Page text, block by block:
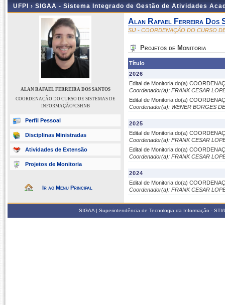
UFPI › SIGAA - Sistema Integrado de Gestão de Atividades
ALAN RAFAEL FERREIRA DOS SANTOS
COORDENAÇÃO DO CURSO DE SISTEMAS DE
INFORMAÇÃO/CSHNB
Perfil Pessoal
Disciplinas Ministradas
Atividades de Extensão
Projetos de Monitoria
Ir ao Menu Principal
Alan Rafael Ferreira Dos
SIJ - COORDENAÇÃO DO CURSO
Projetos de Monitoria
Título
2026
Edital de Monitoria do(a)
Coordenador(a): FRANK CESAR
Edital de Monitoria do(a)
Coordenador(a): WENER BORGES
2025
Edital de Monitoria do(a)
Coordenador(a): FRANK CESAR
Edital de Monitoria do(a)
Coordenador(a): FRANK CESAR
2024
Edital de Monitoria do(a)
Coordenador(a): FRANK CESAR
SIGAA | Superintendência de Tecnologia da Informação -